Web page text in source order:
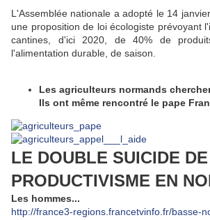
L'Assemblée nationale a adopté le 14
une proposition de loi écologiste prévoyant
cantines, d'ici 2020, de 40% de
l'alimentation durable, de saison.
Les agriculteurs normands
Ils ont même rencontré le pape
LE DOUBLE SUICIDE
PRODUCTIVISME EN
Les hommes...
http://france3-regions.francetvinfo.fr/basse-